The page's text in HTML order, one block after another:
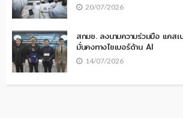
20/07/2026
สกมช. ลงนามความร่วมมือ แคสเ
มั่นคงทางไซเบอร์ด้าน AI
14/07/2026